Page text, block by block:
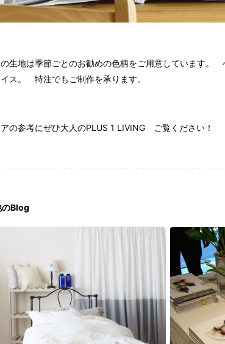
生地は季節ごとのお勧めの色柄をご用意しています。
ス。 特注でもご制作を承ります。
の参考にぜひ大人のPLUS 1 LIVING ご覧ください！
Blog